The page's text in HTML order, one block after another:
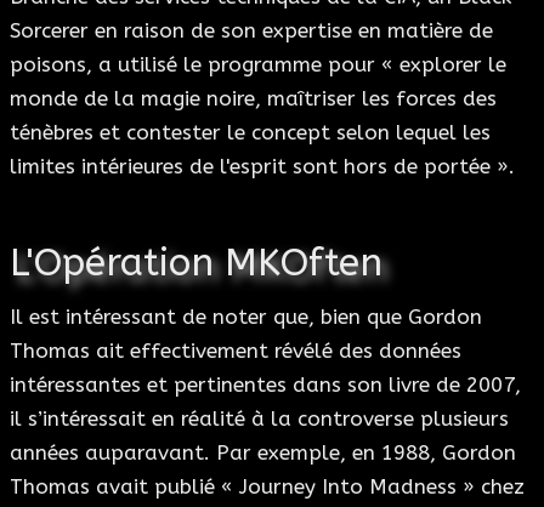
Sorcerer en raison de son expertise en matière de
poisons, a utilisé le programme pour « explorer le
monde de la magie noire, maîtriser les forces des
ténèbres et contester le concept selon lequel les
limites intérieures de l'esprit sont hors de portée ».
L'Opération MKOften
Il est intéressant de noter que, bien que Gordon
Thomas ait effectivement révélé des données
intéressantes et pertinentes dans son livre de 2007,
il s’intéressait en réalité à la controverse plusieurs
années auparavant. Par exemple, en 1988, Gordon
Thomas avait publié « Journey Into Madness » chez